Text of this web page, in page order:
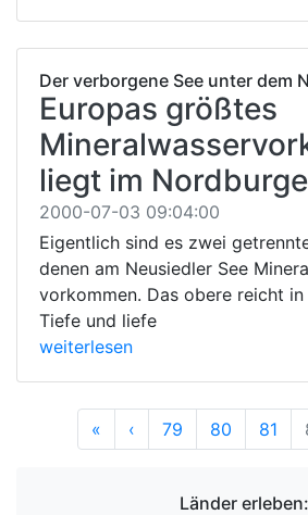
Der verborgene See unter dem
Europas größtes
liegt im
2000-07-03 09:04:00
Eigentlich sind es zwei
denen am Neusiedler See
vorkommen. Das obere reicht
Tiefe und liefe
weiterlesen
« Anfang
‹Vorherige
79 80 81
Länder erleben: